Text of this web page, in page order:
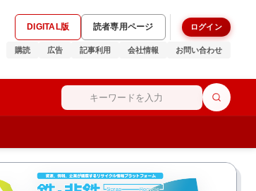
DIGITAL版 読者専用ページ ログイン
購読 広告 記事利用 会社情報 お問い合わせ